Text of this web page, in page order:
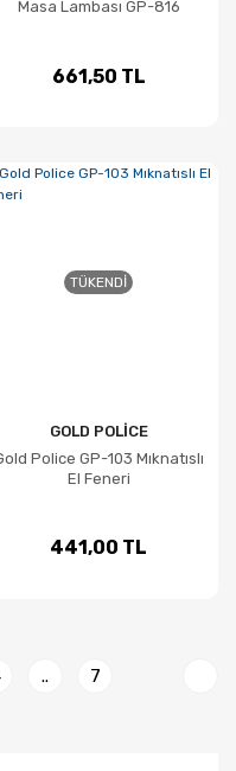
Masa Lambası GP-816
661,50 TL
TÜKENDI
GOLD POLİCE
Police GP-103 Mıknatıslı
El Feneri
441,00 TL
.. 7